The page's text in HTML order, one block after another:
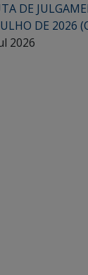
DE
DE 2026
2026